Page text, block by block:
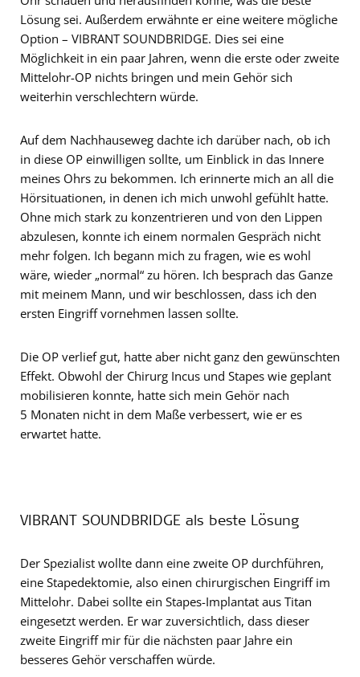
Lösung sei. Außerdem erwähnte er eine weitere mögliche
Option – VIBRANT SOUNDBRIDGE. Dies sei eine
Möglichkeit in ein paar Jahren, wenn die erste oder zweite
Mittelohr-OP nichts bringen und mein Gehör sich
weiterhin verschlechtern würde.
Auf dem Nachhauseweg dachte ich darüber nach, ob ich
in diese OP einwilligen sollte, um Einblick in das Innere
meines Ohrs zu bekommen. Ich erinnerte mich an all die
Hörsituationen, in denen ich mich unwohl gefühlt hatte.
Ohne mich stark zu konzentrieren und von den Lippen
abzulesen, konnte ich einem normalen Gespräch nicht
mehr folgen. Ich begann mich zu fragen, wie es wohl
wäre, wieder „normal“ zu hören. Ich besprach das Ganze
mit meinem Mann, und wir beschlossen, dass ich den
ersten Eingriff vornehmen lassen sollte.
Die OP verlief gut, hatte aber nicht ganz den gewünschten
Effekt. Obwohl der Chirurg Incus und Stapes wie geplant
mobilisieren konnte, hatte sich mein Gehör nach
5 Monaten nicht in dem Maße verbessert, wie er es
erwartet hatte.
VIBRANT SOUNDBRIDGE als beste Lösung
Der Spezialist wollte dann eine zweite OP durchführen,
eine Stapedektomie, also einen chirurgischen Eingriff im
Mittelohr. Dabei sollte ein Stapes-Implantat aus Titan
eingesetzt werden. Er war zuversichtlich, dass dieser
zweite Eingriff mir für die nächsten paar Jahre ein
besseres Gehör verschaffen würde.